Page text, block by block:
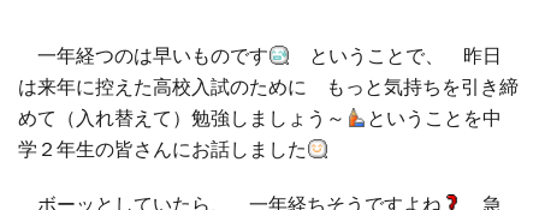
□ よくあるご質問
□ 高校部
□ 有料体験指導
□ 2019年合格体験記
一年経つのは早いものです
ということで、 昨日
は来年に控えた高校入試のために もっと気持ちを引き締
めて（入れ替えて）勉強しましょう～
ということを中
学２年生の皆さんにお話しました
ボーッとしていたら、 一年経ちそうですよね
急